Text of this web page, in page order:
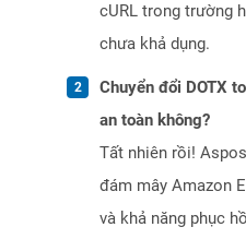
cURL trong trường
chưa khả dụng.
Chuyển đổi DOTX
an toàn không?
Tất nhiên rồi!
đám mây Amazon
và khả năng phục